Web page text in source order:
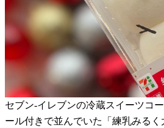
セブン-イレブンの冷蔵スイーツコ
ール付きで並んでいた「練乳みる